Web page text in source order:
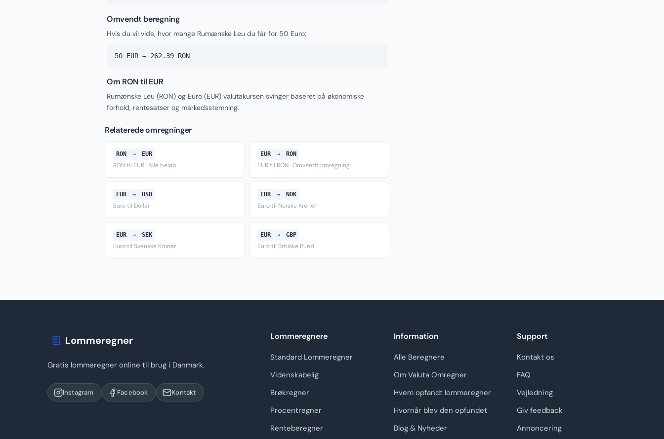
Omvendt beregning
Hvis du vil vide, hvor mange Rumænske Leu du får for 50 Euro:
50 EUR = 262.39 RON
Om RON til EUR
Rumænske Leu (RON) og Euro (EUR) valutakursen svinger baseret på økonomiske
forhold, rentesatser og markedsstemning.
Relaterede omregninger
RON → EUR
RON til EUR · Alle beløb
EUR → RON
EUR til RON · Omvendt omregning
EUR → USD
Euro til Dollar
EUR → NOK
Euro til Norske Kroner
EUR → SEK
Euro til Svenske Kroner
EUR → GBP
Euro til Britiske Pund
Lommeregner
Gratis lommeregner online til brug i Danmark.
Instagram Facebook Kontakt
Lommeregnere
Standard Lommeregner
Videnskabelig
Brøkregner
Procentregner
Renteberegner
Information
Alle Beregnere
Om Valuta Omregner
Hvem opfandt lommeregner
Hvornår blev den opfundet
Blog & Nyheder
Support
Kontakt os
FAQ
Vejledning
Giv feedback
Annoncering